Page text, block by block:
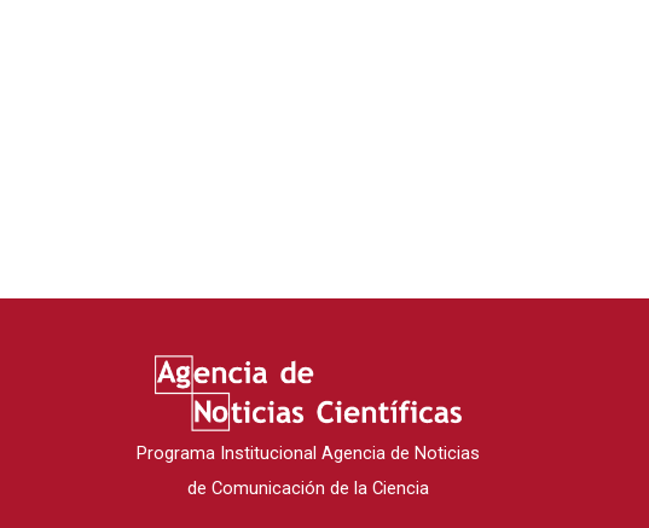
Programa Institucional Agencia de Noticias
de Comunicación de la Ciencia